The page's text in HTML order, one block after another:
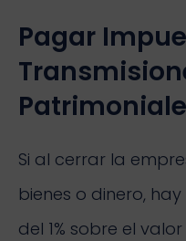
Pagar
Si al cerrar la
bienes o dinero,
del 1% sobre el